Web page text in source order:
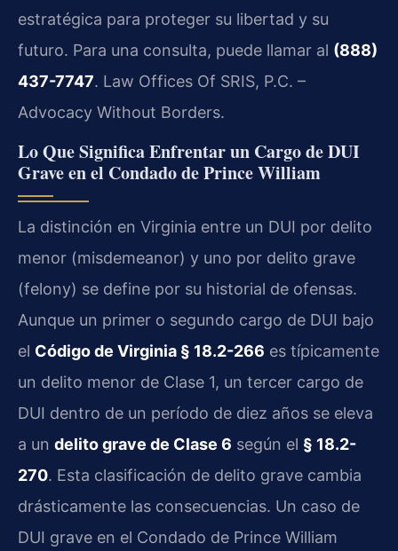
estratégica para proteger su libertad y su
futuro. Para una consulta, puede llamar al (888)
437-7747. Law Offices Of SRIS, P.C. –
Advocacy Without Borders.
Lo Que Significa Enfrentar un Cargo de DUI
Grave en el Condado de Prince William
La distinción en Virginia entre un DUI por delito
menor (misdemeanor) y uno por delito grave
(felony) se define por su historial de ofensas.
Aunque un primer o segundo cargo de DUI bajo
el Código de Virginia § 18.2-266 es típicamente
un delito menor de Clase 1, un tercer cargo de
DUI dentro de un período de diez años se eleva
a un delito grave de Clase 6 según el § 18.2-
270. Esta clasificación de delito grave cambia
drásticamente las consecuencias. Un caso de
DUI grave en el Condado de Prince William